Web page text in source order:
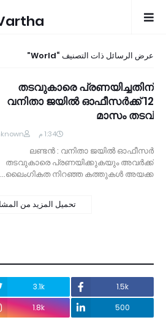
عرض الرسائل ذات التصنيف World
തടവുകാരെ പ്രണയിച്ചതിന്
വനിതാ ജയില്‍ ഓഫീസര്‍ക്ക് 12
മാസം തടവ്
1:34 م
ലണ്ടന്‍ : വനിതാ ജയില്‍ ഓഫീസര്‍
തടവുകാരെ പ്രണയിക്കുകയും അവര്‍ക്ക്
ലൈംഗികത നിറഞ്ഞ കത്തുകള്‍ അയക്ക…
تحميل المزيد من
1.5k
3.1k
500
1.8k